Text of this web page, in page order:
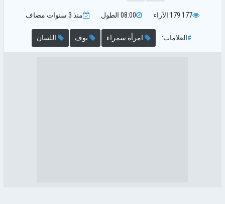
177 179 الآراء 08:00الطول منذ 3 سنوات مضاف
#العلامات: امرأة سمراء بوف اللسان